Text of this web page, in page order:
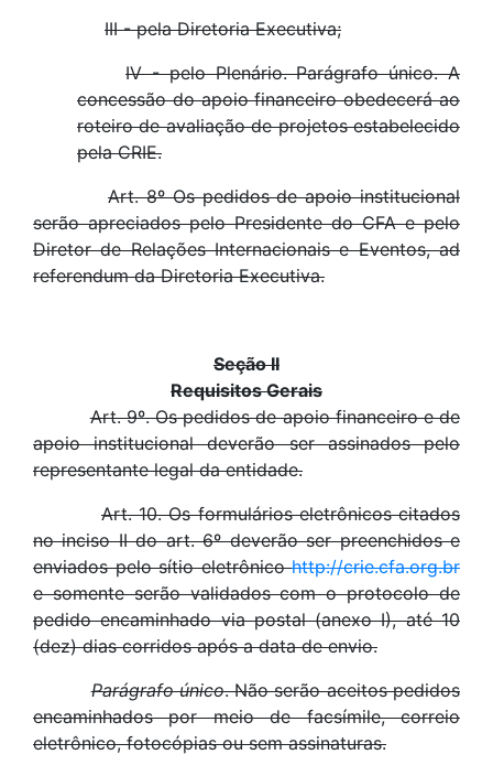
III - pela Diretoria Executiva;
IV - pelo Plenário. Parágrafo único. A
concessão do apoio financeiro obedecerá ao
roteiro de avaliação de projetos estabelecido
pela CRIE.
Art. 8º Os pedidos de apoio institucional
serão apreciados pelo Presidente do CFA e pelo
Diretor de Relações Internacionais e Eventos, ad
referendum da Diretoria Executiva.
Seção II
Requisitos Gerais
Art. 9º. Os pedidos de apoio financeiro e de
apoio institucional deverão ser assinados pelo
representante legal da entidade.
Art. 10. Os formulários eletrônicos citados
no inciso II do art. 6º deverão ser preenchidos e
enviados pelo sítio eletrônicohttp://crie.cfa.org.br
e somente serão validados com o protocolo de
pedido encaminhado via postal (anexo I), até 10
(dez) dias corridos após a data de envio.
Parágrafo único. Não serão aceitos pedidos
encaminhados por meio de facsímile, correio
eletrônico, fotocópias ou sem assinaturas.